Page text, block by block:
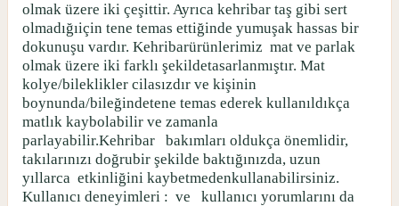
olmak üzere iki çeşittir. Ayrıca kehribar taş gibi sert
olmadığıiçin tene temas ettiğinde yumuşak hassas bir
dokunuşu vardır. Kehribarürünlerimiz mat ve parlak
olmak üzere iki farklı şekildetasarlanmıştır. Mat
kolye/bileklikler cilasızdır ve kişinin
boynunda/bileğindetene temas ederek kullanıldıkça
matlık kaybolabilir ve zamanla
parlayabilir.Kehribar
bakımları oldukça önemlidir,
takılarınızı doğrubir şekilde baktığınızda, uzun
yıllarca etkinliğini kaybetmedenkullanabilirsiniz.
Kullanıcı deneyimleri : ve
kullanıcı yorumlarını da